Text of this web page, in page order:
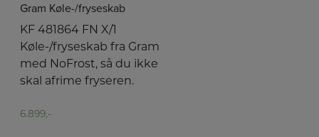
Gram Køle-/fryseskab
KF 481864 FN X/1
Køle-/fryseskab fra Gram
med NoFrost, så du ikke
skal afrime fryseren.
6.899,-